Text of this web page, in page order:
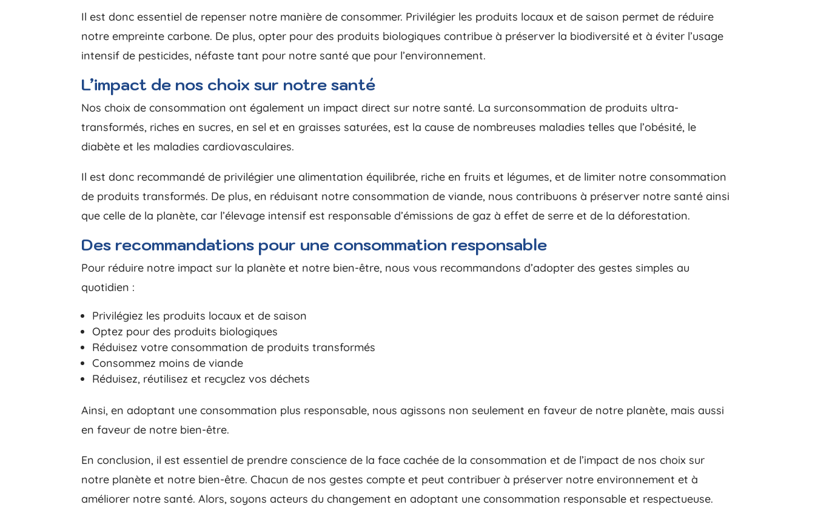
Il est donc essentiel de repenser notre manière de consommer. Privilégier les produits locaux et de saison permet de réduire
notre empreinte carbone. De plus, opter pour des produits biologiques contribue à préserver la biodiversité et à éviter l’usage
intensif de pesticides, néfaste tant pour notre santé que pour l’environnement.
L’impact de nos choix sur notre santé
Nos choix de consommation ont également un impact direct sur notre santé. La surconsommation de produits ultra-
transformés, riches en sucres, en sel et en graisses saturées, est la cause de nombreuses maladies telles que l’obésité, le
diabète et les maladies cardiovasculaires.
Il est donc recommandé de privilégier une alimentation équilibrée, riche en fruits et légumes, et de limiter notre consommation
de produits transformés. De plus, en réduisant notre consommation de viande, nous contribuons à préserver notre santé ainsi
que celle de la planète, car l’élevage intensif est responsable d’émissions de gaz à effet de serre et de la déforestation.
Des recommandations pour une consommation responsable
Pour réduire notre impact sur la planète et notre bien-être, nous vous recommandons d’adopter des gestes simples au
quotidien :
Privilégiez les produits locaux et de saison
Optez pour des produits biologiques
Réduisez votre consommation de produits transformés
Consommez moins de viande
Réduisez, réutilisez et recyclez vos déchets
Ainsi, en adoptant une consommation plus responsable, nous agissons non seulement en faveur de notre planète, mais aussi
en faveur de notre bien-être.
En conclusion, il est essentiel de prendre conscience de la face cachée de la consommation et de l’impact de nos choix sur
notre planète et notre bien-être. Chacun de nos gestes compte et peut contribuer à préserver notre environnement et à
améliorer notre santé. Alors, soyons acteurs du changement en adoptant une consommation responsable et respectueuse.